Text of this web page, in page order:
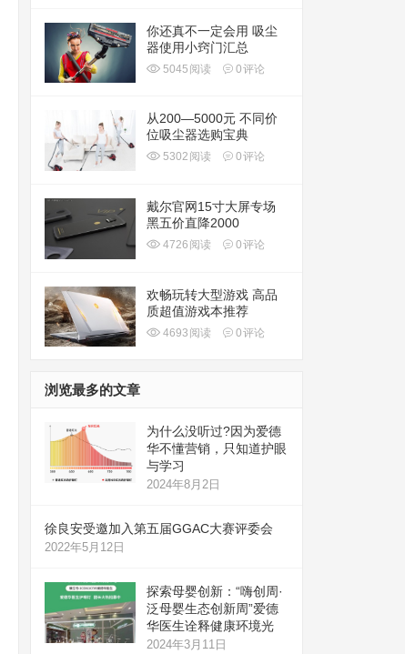
你还真不一定会用 吸尘
器使用小窍门汇总
5045 阅读 0评论
从200—5000元 不同价
位吸尘器选购宝典
5302 阅读 0评论
戴尔官网15寸大屏专场
黑五价直降2000
4726 阅读 0评论
欢畅玩转大型游戏 高品
质超值游戏本推荐
4693 阅读 0评论
浏览最多的文章
为什么没听过?因为爱德
华不懂营销，只知道护眼
与学习
2024年8月2日
徐良安受邀加入第五届GGAC大赛评委会
2022年5月12日
探索母婴创新：“嗨创周·
泛母婴生态创新周”爱德
华医生诠释健康环境光
2024年3月11日